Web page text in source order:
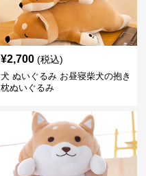
¥2,700 (税込)
犬 ぬいぐるみ お昼寝柴犬の抱き
枕ぬいぐるみ